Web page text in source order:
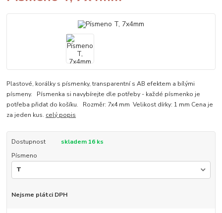
Plastové, korálky s písmenky, transparentní s AB efektem a bílými
písmeny. Písmenka si navybírejte dle potřeby - každé písmenko je
potřeba přidat do košíku. Rozměr: 7x4 mm Velikost dírky: 1 mm Cena je
za jeden kus. celý popis
Dostupnost
skladem 16 ks
Písmeno
Nejsme plátci DPH